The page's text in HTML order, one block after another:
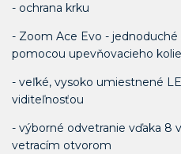
- ochrana krku
- Zoom Ace Evo - jednoduché
pomocou upevňovacieho
- veľké, vysoko umiestnené
viditeľnosťou
- výborné odvetranie vďaka 8
vetracím otvorom